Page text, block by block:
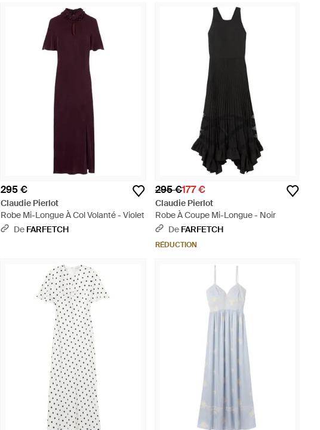
295 €
Claudie Pierlot
Robe Mi-Longue À Col Volanté - Violet
De FARFETCH
295 €177 €
Claudie Pierlot
Robe À Coupe Mi-Longue - Noir
De FARFETCH
RÉDUCTION